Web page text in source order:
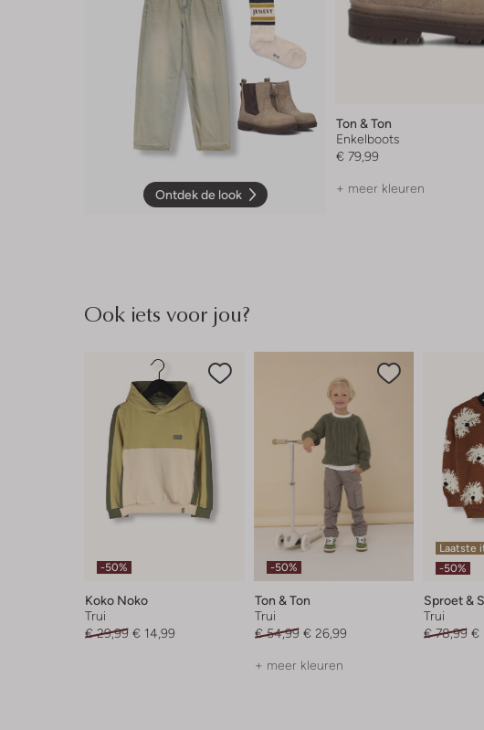
Ontdek de look
Ton & Ton
Enkelboots
€ 79,99
+ meer kleuren
Ook iets voor jou?
-50%
Koko Noko
Trui
€ 29,99 € 14,99
-50%
Ton & Ton
Trui
€ 54,99 € 26,99
+ meer kleuren
Laatste
-50%
Sproet &
Trui
€ 78,99 €